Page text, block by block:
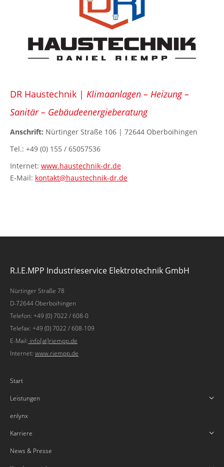
DR Haustechnik | Klimaanlagen – Heizung –
Sanitär – Gebäudeenergieberatung
Anschrift: Nürtinger Straße 106 | 72644 Oberboihingen
Tel.: +49 (0) 155 / 65057536
Internet: www.haustechnik-dr.de
E-Mail: kontakt@haustechnik-dr.de
R.I.E.MPP Industrieservice Elektrotechnik GmbH
Nürtinger Straße 78
D-72644 Oberboihingen
Telefon: +49 (0) 7022 / 608-0
Telefax: +49 (0) 7022 / 608-109
E-Mail: info[at]riempp.de
Internet: www.riempp.de
Start
Leistungen
enlynx
Karriere
News & Presse